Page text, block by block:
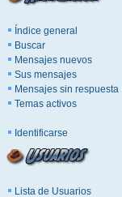
Índice general
Buscar
Mensajes nuevos
Sus mensajes
Mensajes sin respuesta
Temas activos
Identificarse
Lista de Usuarios